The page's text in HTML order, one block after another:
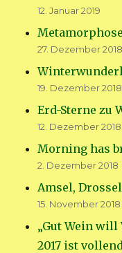
12. Januar 2019
Metamorphose
27. Dezember 2018
19. Dezember 2018
Erd-Sterne zu
12. Dezember 2018
Morning has
2. Dezember 2018
Amsel,
15. November 2018
„Gut Wein will
2017 ist